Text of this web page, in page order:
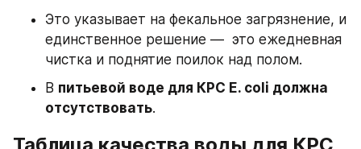
Это указывает на фекальное загрязнение, и
единственное решение —  это ежедневная
чистка и поднятие поилок над полом.
В питьевой воде для КРС E. coli должна
отсутствовать.